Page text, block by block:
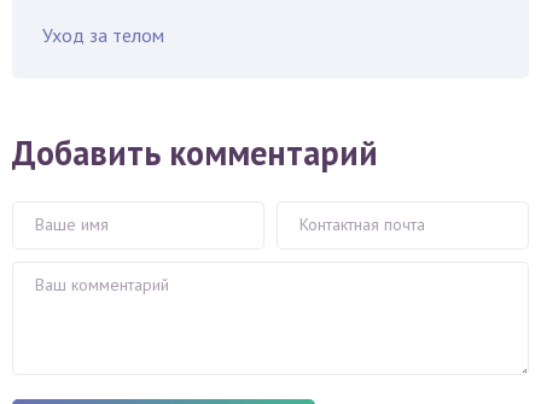
Уход за телом
Добавить комментарий